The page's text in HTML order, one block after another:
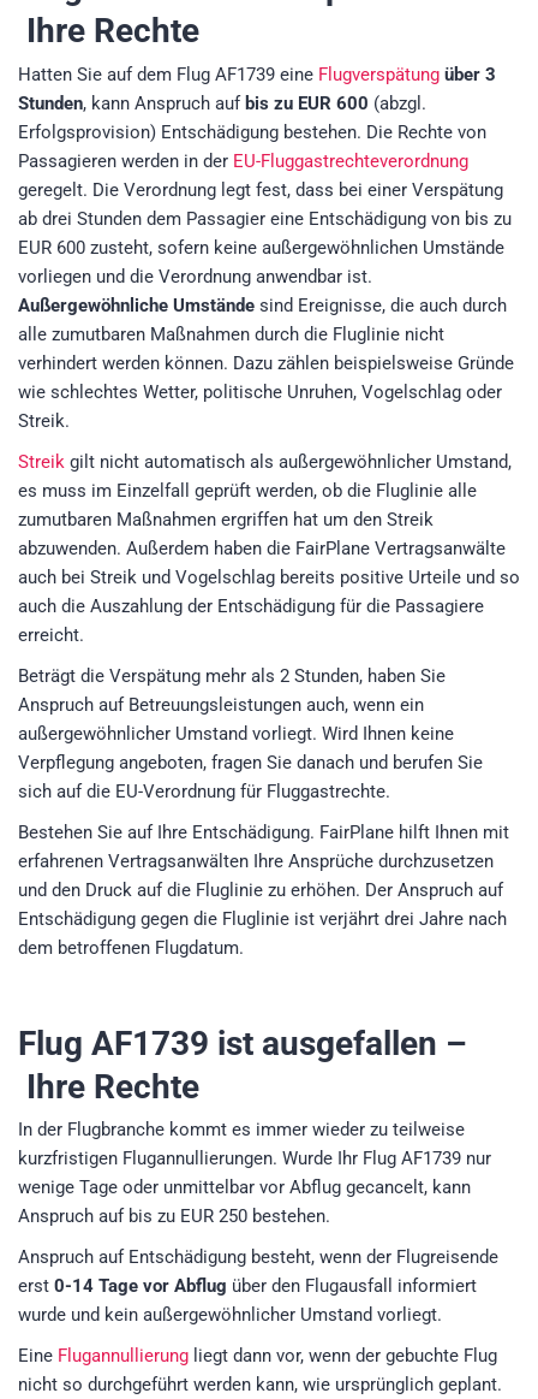
Ihre Rechte
Hatten Sie auf dem Flug AF1739 eine Flugverspätung über 3
Stunden, kann Anspruch auf bis zu EUR 600 (abzgl.
Erfolgsprovision) Entschädigung bestehen. Die Rechte von
Passagieren werden in der EU-Fluggastrechteverordnung
geregelt. Die Verordnung legt fest, dass bei einer Verspätung
ab drei Stunden dem Passagier eine Entschädigung von bis zu
EUR 600 zusteht, sofern keine außergewöhnlichen Umstände
vorliegen und die Verordnung anwendbar ist.
Außergewöhnliche Umstände sind Ereignisse, die auch durch
alle zumutbaren Maßnahmen durch die Fluglinie nicht
verhindert werden können. Dazu zählen beispielsweise Gründe
wie schlechtes Wetter, politische Unruhen, Vogelschlag oder
Streik.
Streik gilt nicht automatisch als außergewöhnlicher Umstand,
es muss im Einzelfall geprüft werden, ob die Fluglinie alle
zumutbaren Maßnahmen ergriffen hat um den Streik
abzuwenden. Außerdem haben die FairPlane Vertragsanwälte
auch bei Streik und Vogelschlag bereits positive Urteile und so
auch die Auszahlung der Entschädigung für die Passagiere
erreicht.
Beträgt die Verspätung mehr als 2 Stunden, haben Sie
Anspruch auf Betreuungsleistungen auch, wenn ein
außergewöhnlicher Umstand vorliegt. Wird Ihnen keine
Verpflegung angeboten, fragen Sie danach und berufen Sie
sich auf die EU-Verordnung für Fluggastrechte.
Bestehen Sie auf Ihre Entschädigung. FairPlane hilft Ihnen mit
erfahrenen Vertragsanwälten Ihre Ansprüche durchzusetzen
und den Druck auf die Fluglinie zu erhöhen. Der Anspruch auf
Entschädigung gegen die Fluglinie ist verjährt drei Jahre nach
dem betroffenen Flugdatum.
Flug AF1739 ist ausgefallen –
Ihre Rechte
In der Flugbranche kommt es immer wieder zu teilweise
kurzfristigen Flugannullierungen. Wurde Ihr Flug AF1739 nur
wenige Tage oder unmittelbar vor Abflug gecancelt, kann
Anspruch auf bis zu EUR 250 bestehen.
Anspruch auf Entschädigung besteht, wenn der Flugreisende
erst 0-14 Tage vor Abflug über den Flugausfall informiert
wurde und kein außergewöhnlicher Umstand vorliegt.
Eine Flugannullierung liegt dann vor, wenn der gebuchte Flug
nicht so durchgeführt werden kann, wie ursprünglich geplant.